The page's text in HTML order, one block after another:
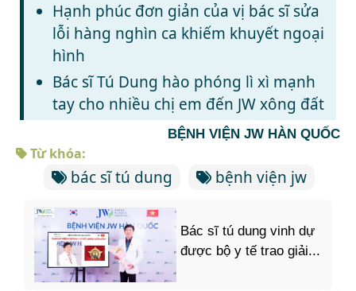
Hạnh phúc đơn giản của vị bác sĩ sửa
lỗi hàng nghìn ca khiếm khuyết ngoại
hình
Bác sĩ Tú Dung hào phóng lì xì mạnh
tay cho nhiều chị em đến JW xông đất
BỆNH VIỆN JW HÀN QUỐC
Từ khóa:
bác sĩ tú dung bệnh viện jw
Bác sĩ tú dung vinh dự
được bộ y tế trao giải...